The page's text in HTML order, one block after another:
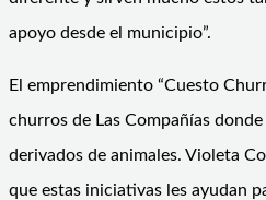
apoyo desde el municipio”.
El emprendimiento “Cuesto
churros de Las Compañías
derivados de animales. Violeta
que estas iniciativas les ayudan